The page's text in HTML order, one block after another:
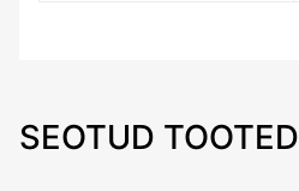
SEOTUD TOOTED